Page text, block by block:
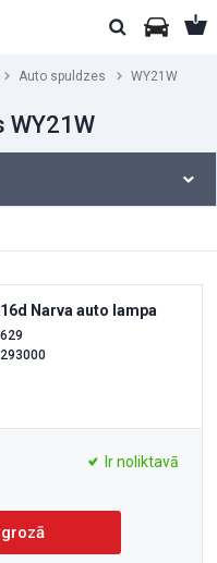
Auto spuldzes WY21W
WY21W
Narva auto lampa
Ir noliktavā